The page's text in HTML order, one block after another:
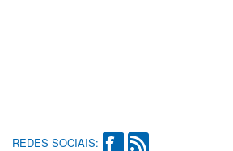
REDES SOCIAIS: